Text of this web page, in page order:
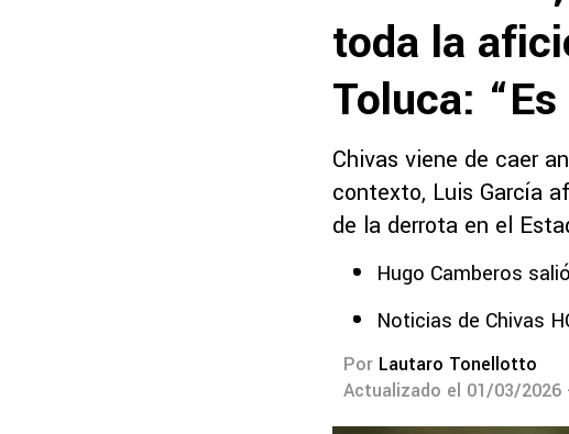
toda la
Toluca:
Chivas viene de caer
contexto, Luis García
de la derrota en el
Hugo Camberos
Noticias de Chivas
Por Lautaro Tonellotto
Actualizado el 01/03/2026